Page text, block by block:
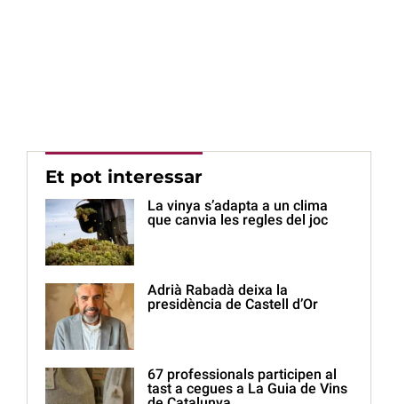
Et pot interessar
La vinya s’adapta a un clima
que canvia les regles del joc
Adrià Rabadà deixa la
presidència de Castell d’Or
67 professionals participen al
tast a cegues a La Guia de Vins